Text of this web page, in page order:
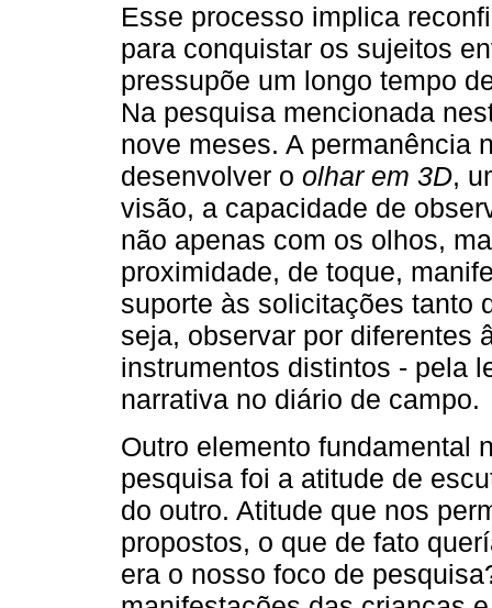
Esse processo implica
para conquistar os sujeitos
pressupõe um longo tempo
Na pesquisa mencionada
nove meses. A permanência
desenvolver o olhar em 3D,
visão, a capacidade de
não apenas com os olhos,
proximidade, de toque,
suporte às solicitações tanto
seja, observar por diferentes
instrumentos distintos - pela
narrativa no diário de campo.
Outro elemento fundamental
pesquisa foi a atitude de
do outro. Atitude que nos
propostos, o que de fato
era o nosso foco de